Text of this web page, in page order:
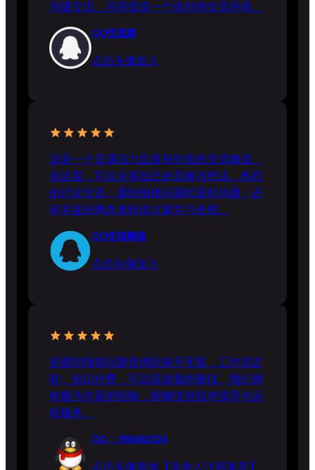
沟通交流，共同营造一个良好的交流环境。
QQ交流群
点击头像加入
这是一个充满活力且富有价值的交流频道。
在这里，可以分享自己的见解与想法，热烈
的讨论交流；遇到报错问题时及时沟通；还
有丰富的网盘资料供大家学习使用。
QQ交流频道
点击头像加入
若遇到报错问题而感到束手无策，工作流定
制，知识付费，可以添加我的微信。我们拥
有极为丰富的经验，能够提供技术指导与远
程服务。
QQ：768462324
点击头像添加【非本人注明来意】